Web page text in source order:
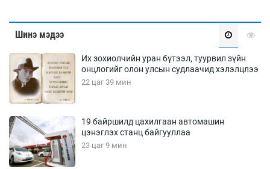
Шинэ мэдээ
Их зохиолчийн уран бүтээл, туурвил зүйн
онцлогийг олон улсын судлаачид хэлэлцлээ
22 цаг 39 мин
19 байршилд цахилгаан автомашин
цэнэглэх станц байгууллаа
23 цаг 9 мин